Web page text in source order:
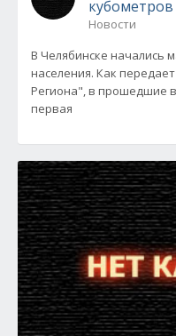
Новости
В Челябинске начались
населения. Как
Региона", в прошедшие
первая